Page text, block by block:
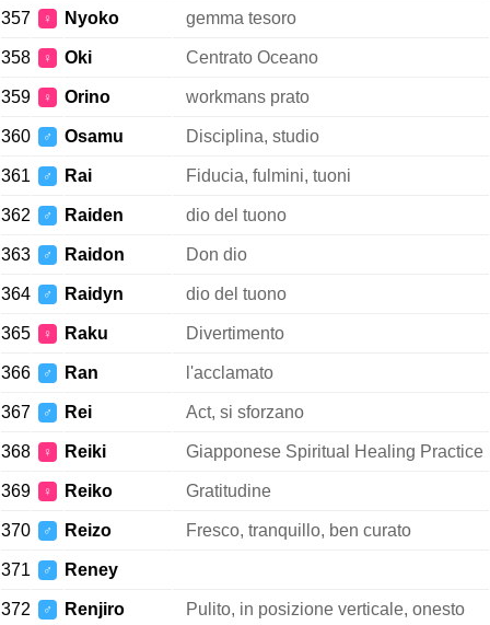
357 ♀ Nyoko gemma tesoro
358 ♀ Oki Centrato Oceano
359 ♀ Orino workmans prato
360 ♂ Osamu Disciplina, studio
361 ♂ Rai Fiducia, fulmini, tuoni
362 ♂ Raiden dio del tuono
363 ♂ Raidon Don dio
364 ♂ Raidyn dio del tuono
365 ♀ Raku Divertimento
366 ♂ Ran l'acclamato
367 ♂ Rei Act, si sforzano
368 ♀ Reiki Giapponese Spiritual Healing Practice
369 ♀ Reiko Gratitudine
370 ♂ Reizo Fresco, tranquillo, ben curato
371 ♂ Reney
372 ♂ Renjiro Pulito, in posizione verticale, onesto